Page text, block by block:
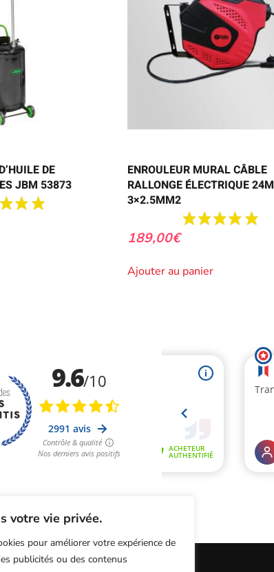
votre vie privée.
pour améliorer votre expérience de
publicités ou des contenus
DE
JBM 53873
ENROULEUR MURAL CÂBLE
RALLONGE ÉLECTRIQUE 24M
3×2.5MM2
189,00€
Ajouter au panier